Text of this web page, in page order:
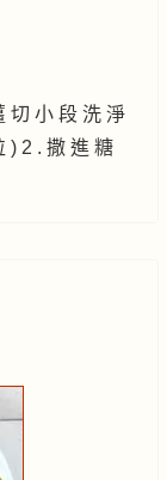
切 小 段 洗 淨
) 2 . 撒 進 糖